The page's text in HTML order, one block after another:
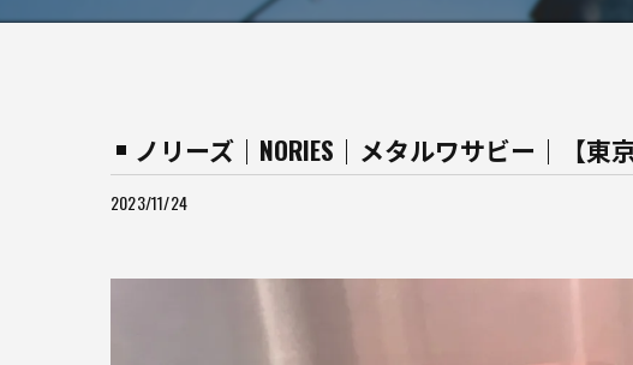
ノリーズ｜NORIES｜メタルワサビー｜【
2023/11/24